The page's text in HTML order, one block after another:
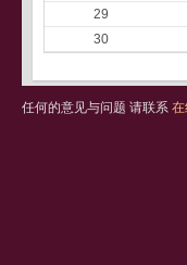
29
30
任何的意见与问题 请联系 在